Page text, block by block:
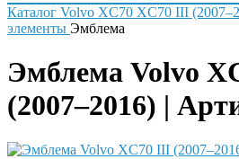
Каталог Volvo XC70 XC70 III
элементы Эмблема
Эмблема Volvo
(2007–2016) |